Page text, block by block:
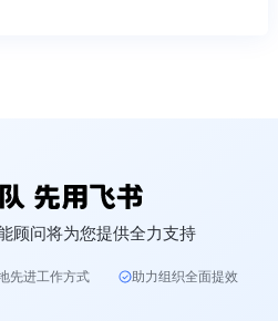
顾问将为您提供全力支持
先进工作方式 助力组织全面提效